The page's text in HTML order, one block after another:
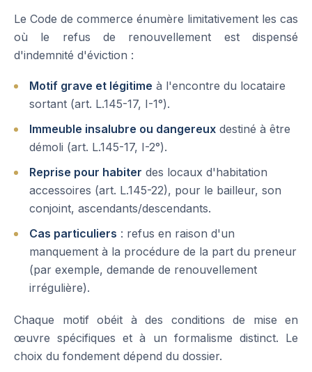
Le Code de commerce énumère limitativement les cas
où le refus de renouvellement est dispensé
d'indemnité d'éviction :
Motif grave et légitime à l'encontre du locataire
sortant (art. L.145-17, I-1°).
Immeuble insalubre ou dangereux destiné à être
démoli (art. L.145-17, I-2°).
Reprise pour habiter des locaux d'habitation
accessoires (art. L.145-22), pour le bailleur, son
conjoint, ascendants/descendants.
Cas particuliers : refus en raison d'un
manquement à la procédure de la part du preneur
(par exemple, demande de renouvellement
irrégulière).
Chaque motif obéit à des conditions de mise en
œuvre spécifiques et à un formalisme distinct. Le
choix du fondement dépend du dossier.